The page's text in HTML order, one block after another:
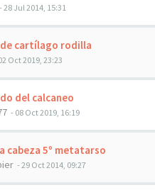
- 28 Jul 2014, 15:31
cartílago rodilla
Oct 2019, 23:23
del calcaneo
- 08 Oct 2019, 16:19
cabeza 5º metatarso
- 29 Oct 2014, 09:27